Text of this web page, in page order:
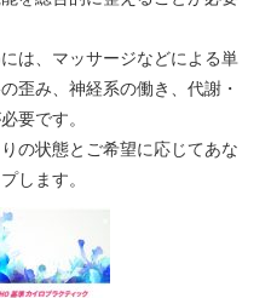
は、マッサージなどによる単
歪み、神経系の働き、代謝・
要です。
の状態とご希望に応じてあな
します。